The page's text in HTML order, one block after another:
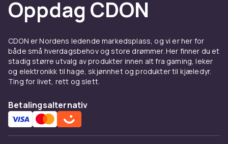
Oppdag CDON
CDON er Nordens ledende markedsplass, og vi er her for
både små hverdagsbehov og store drømmer. Her finner du et
stadig større utvalg av produkter innen alt fra gaming, leker
og elektronikk til hage, skjønnhet og produkter til kjæledyr.
Ting for livet, rett og slett.
Betalingsalternativ